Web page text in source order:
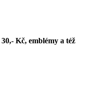
30,- Kč, emblémy a též